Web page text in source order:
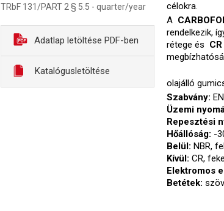
TRbF 131/PART 2 § 5.5 - quarter/year
Adatlap letöltése PDF-ben
Katalógusletöltése
célokra.
A
rendelkezik,
rétege és CR
olajálló
Szabvány:
Üzemi
Repesztési
Hőállóság: -
Belül: NBR,
Kívül: CR,
Elektromos
Betétek: